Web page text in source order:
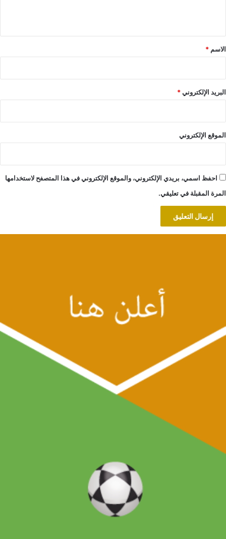
*
الاسم *
البريد الإلكتروني*
الموقع الإلكتروني
احفظ اسمي، بريدي الإلكتروني، والموقع الإلكتروني في هذا المتصفح لاستخدامها
المرة المقبلة في تعليقي.